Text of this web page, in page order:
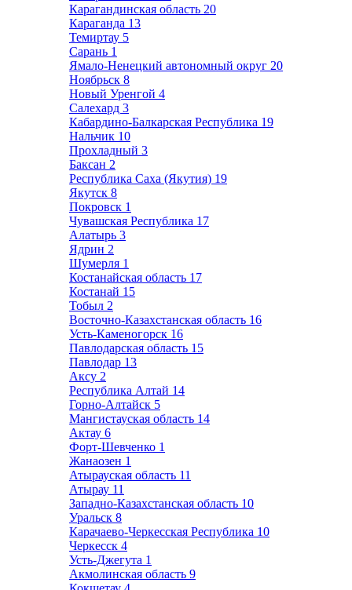
Карагандинская область 20
Караганда 13
Темиртау 5
Сарань 1
Ямало-Ненецкий автономный округ 20
Ноябрьск 8
Новый Уренгой 4
Салехард 3
Кабардино-Балкарская Республика 19
Нальчик 10
Прохладный 3
Баксан 2
Республика Саха (Якутия) 19
Якутск 8
Покровск 1
Чувашская Республика 17
Алатырь 3
Ядрин 2
Шумерля 1
Костанайская область 17
Костанай 15
Тобыл 2
Восточно-Казахстанская область 16
Усть-Каменогорск 16
Павлодарская область 15
Павлодар 13
Аксу 2
Республика Алтай 14
Горно-Алтайск 5
Мангистауская область 14
Актау 6
Форт-Шевченко 1
Жанаозен 1
Атырауская область 11
Атырау 11
Западно-Казахстанская область 10
Уральск 8
Карачаево-Черкесская Республика 10
Черкесск 4
Усть-Джегута 1
Акмолинская область 9